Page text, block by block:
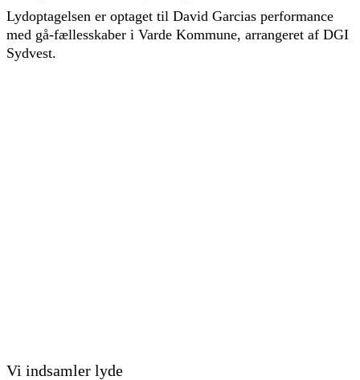
Lydoptagelsen er optaget til David Garcias performance
med gå-fællesskaber i Varde Kommune, arrangeret af DGI
Sydvest.
Vi indsamler lyde